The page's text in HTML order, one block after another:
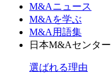
M&Aニュース
M&Aを学ぶ
M&A用語集
日本M&Aセンター
選ばれる理由